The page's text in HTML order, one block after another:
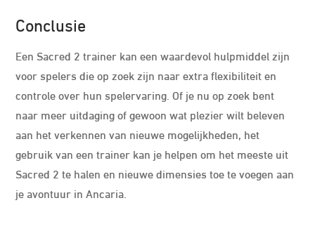
Conclusie
Een Sacred 2 trainer kan een waardevol hulpmiddel zijn
voor spelers die op zoek zijn naar extra flexibiliteit en
controle over hun spelervaring. Of je nu op zoek bent
naar meer uitdaging of gewoon wat plezier wilt beleven
aan het verkennen van nieuwe mogelijkheden, het
gebruik van een trainer kan je helpen om het meeste uit
Sacred 2 te halen en nieuwe dimensies toe te voegen aan
je avontuur in Ancaria.